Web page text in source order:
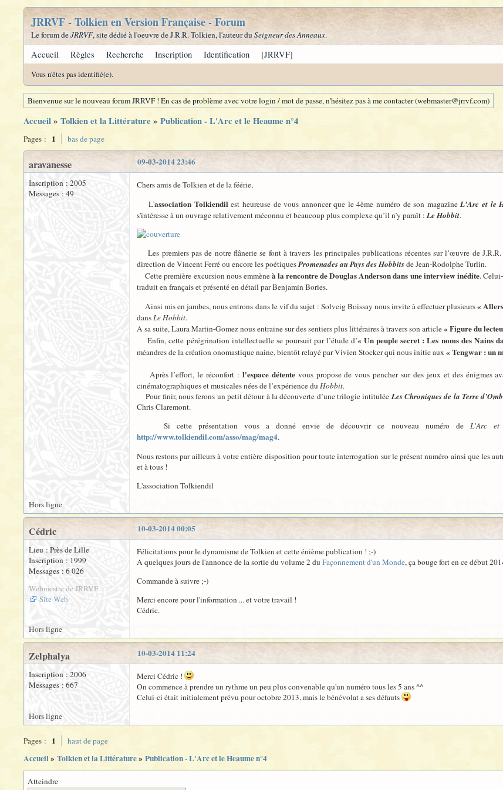
JRRVF - Tolkien en Version Française - Forum
Le forum deJRRVF, site dédié à l'oeuvre de J.R.R. Tolkien, l'auteur du Seigneur des Anneaux.
Accueil Règles Recherche Inscription Identification [JRRVF]
Vous n'êtes pas identifié(e).
Bienvenue sur le nouveau forum JRRVF ! En cas de problème avec votre login / mot de passe, n'hésitez pas à me contacter (webmaster@jrrvf.com)
Accueil» Tolkien et la Littérature » Publication - L'Arc et le Heaume n°4
Pages : 1 bas de page
09-03-2014 23:46
aravanesse
Inscription : 2005
Messages : 49
Chers amis de Tolkien et de la féérie,
L'association Tolkiendilest heureuse de vous annoncer que le 4ème numéro de son magazineL'Arc et le
s'intéresse à un ouvrage relativement méconnu et beaucoup plus complexe qu’il n’y paraît : Le Hobbit.
Les premiers pas de notre flânerie se font à travers les principales publications récentes sur l’œuvre de
direction de Vincent Ferré ou encore les poétiquesPromenades au Pays des Hobbitsde Jean-Rodolphe Turlin.
Cette première excursion nous emmèneà la rencontre de Douglas Andersondans une interview inédite.
traduit en français et présenté en détail par Benjamin Bories.
Ainsi mis en jambes, nous entrons dans le vif du sujet : Solveig Boissay nous invite à effectuer plusieurs«
dansLe Hobbit.
A sa suite, Laura Martin-Gomez nous entraine sur des sentiers plus littéraires à travers son article« Figure du
Enfin, cette pérégrination intellectuelle se poursuit par l’étude d’« Un peuple secret : Les noms des Nains
méandres de la création onomastique naine, bientôt relayé par Vivien Stocker qui nous initie aux « Tengwar : un
Après l’effort, le réconfort : l'espace détentevous propose de vous pencher sur des jeux et des énigmes
cinématographiques et musicales nées de l’expérience du Hobbit.
Pour finir, nous ferons un petit détour à la découverte d’une trilogie intitulée Les Chroniques de la Terre
Chris Claremont.
Si cette présentation vous a donné envie de découvrir ce nouveau numéro de L'Arc et
http://www.tolkiendil.com/asso/mag/mag4.
Nous restons par ailleurs à votre entière disposition pour toute interrogation sur le présent numéro ainsi que les
et à tous !
L'association Tolkiendil
Hors ligne
10-03-2014 00:05
Cédric
Lieu : Près de Lille
Inscription : 1999
Messages : 6 026
Webmestre de JRRVF
Site Web
Félicitations pour le dynamisme de Tolkien et cette énième publication ! ;-)
A quelques jours de l'annonce de la sortie du volume 2 du Façonnement d'un Monde, ça bouge fort en ce début
Commande à suivre ;-)
Merci encore pour l'information ... et votre travail !
Cédric.
Hors ligne
10-03-2014 11:24
Zelphalya
Inscription : 2006
Messages : 667
Merci Cédric !
On commence à prendre un rythme un peu plus convenable qu'un numéro tous les 5 ans ^^
Celui-ci était initialement prévu pour octobre 2013, mais le bénévolat a ses défauts
Hors ligne
Pages : 1 haut de page
Accueil» Tolkien et la Littérature» Publication - L'Arc et le Heaume n°4
Atteindre